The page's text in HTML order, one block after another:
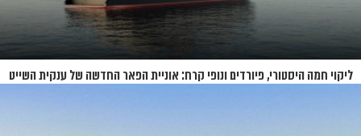
ליקוי חמה היסטורי, פיורדים ונופי קרח: אוניית הפאר החדשה של ענקית השייט